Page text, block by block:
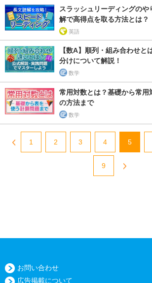
スラッシュリーディングの
解で高得点を取る方法とは？
英語
【数A】順列・組み合わせと
分けについて解説！
数学
常用対数とは？基礎から常用
の方法まで
数学
1 2 3 4 5
9
お問い合わせ
広告掲載について